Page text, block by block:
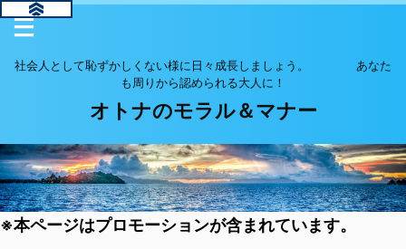
社会人として恥ずかしくない様に日々成長しましょう。 あなた
も周りから認められる大人に！
オトナのモラル＆マナー
※本ページはプロモーションが含まれています。